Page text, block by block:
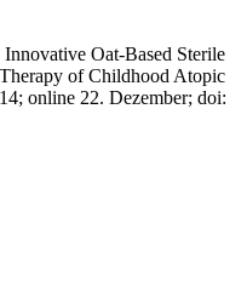
Oat-Based Sterile
of Childhood Atopic
online 22. Dezember; doi: